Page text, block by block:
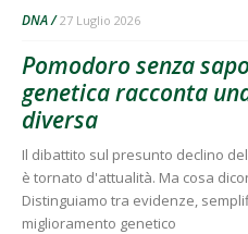
DNA 27 Luglio 2026
Pomodoro senza
genetica racconta
diversa
Il dibattito sul presunto declino
è tornato d'attualità. Ma cosa
Distinguiamo tra evidenze,
miglioramento genetico